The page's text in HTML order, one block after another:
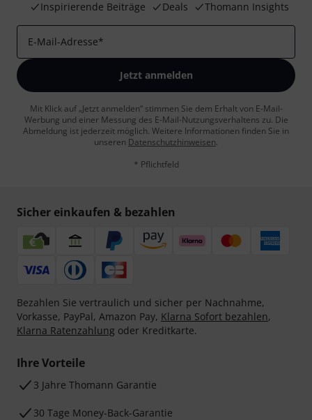
Inspirierende Beiträge
Deals Thomann Insights
E-Mail-Adresse*
Jetzt anmelden
Mit Klick auf „Jetzt anmelden“ stimmen Sie dem Erhalt von E-Mail-
Werbung und einer Messung des E-Mail-Nutzungsverhaltens zu. Die
Abmeldung ist jederzeit möglich. Weitere Informationen finden Sie in
unseren Datenschutzhinweisen.
* Pflichtfeld
Sicher einkaufen & bezahlen
Bezahlen Sie vertraulich und sicher per Nachnahme,
Vorkasse, PayPal, Amazon Pay, Klarna Sofort bezahlen,
Klarna Ratenzahlung oder Kreditkarte.
Ihre Vorteile
3 Jahre Thomann Garantie
30 Tage Money-Back-Garantie